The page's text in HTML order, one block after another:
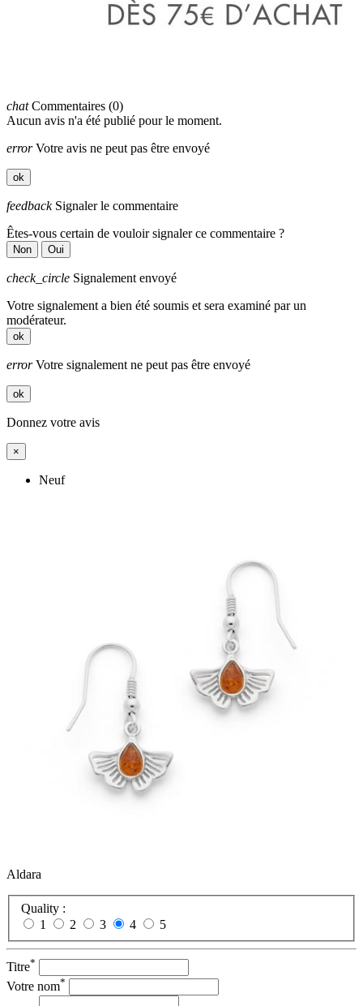
chatCommentaires (0)
Aucun avis n'a été publié pour le moment.
errorVotre avis ne peut pas être envoyé
ok
feedbackSignaler le commentaire
Êtes-vous certain de vouloir signaler ce commentaire ?
Non Oui
check_circle Signalement envoyé
Votre signalement a bien été soumis et sera examiné par un
modérateur.
ok
errorVotre signalement ne peut pas être envoyé
ok
Donnez votre avis
×
Neuf
Aldara
Quality :
1
2 3 4 5
Titre*
Votre nom*